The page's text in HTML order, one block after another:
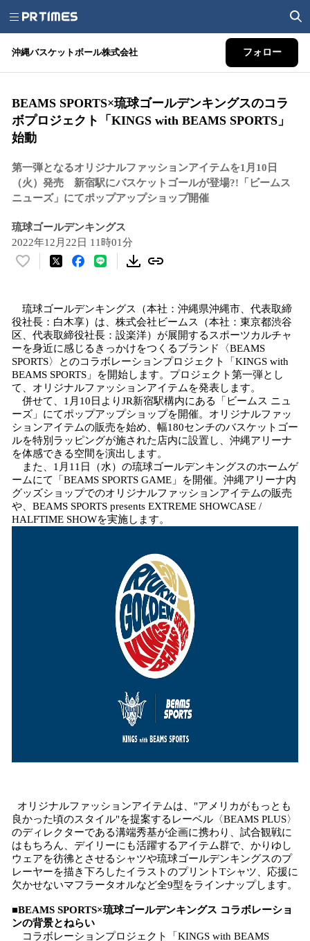
沖縄バスケットボール株式会社 フォロー
BEAMS SPORTS×琉球ゴールデンキングスのコラ
ボプロジェクト「KINGS with BEAMS SPORTS」
始動
第一弾となるオリジナルファッションアイテムを1月10日
（火）発売 新宿駅にバスケットゴールが登場?!「ビームス
ニューズ」にてポップアップショップ開催
琉球ゴールデンキングス
2022年12月22日 11時01分
い
！
数
を
読
み
込
み
中
で
す
琉球ゴールデンキングス（本社：沖縄県沖縄市、代表取締
役社長：白木享）は、株式会社ビームス（本社：東京都渋谷
区、代表取締役社長：設楽洋）が展開するスポーツカルチャ
ーを身近に感じるきっかけをつくるブランド〈BEAMS
SPORTS〉とのコラボレーションプロジェクト「KINGS with
BEAMS SPORTS」を開始します。プロジェクト第一弾とし
て、オリジナルファッションアイテムを発表します。
併せて、1月10日よりJR新宿駅構内にある「ビームス ニュ
ーズ」にてポップアップショップを開催。オリジナルファッ
ションアイテムの販売を始め、幅180センチのバスケットゴー
ルを特別ラッピングが施された店内に設置し、沖縄アリーナ
を体感できる空間を演出します。
また、1月11日（水）の琉球ゴールデンキングスのホームゲ
ームにて「BEAMS SPORTS GAME」を開催。沖縄アリーナ内
グッズショップでのオリジナルファッションアイテムの販売
や、BEAMS SPORTS presents EXTREME SHOWCASE /
HALFTIME SHOWを実施します。
オリジナルファッションアイテムは、"アメリカがもっとも
良かった頃のスタイル"を提案するレーベル〈BEAMS PLUS〉
のディレクターである溝端秀基が企画に携わり、試合観戦に
はもちろん、デイリーにも活躍するアイテム群で、かりゆし
ウェアを彷彿とさせるシャツや琉球ゴールデンキングスのプ
レーヤーを描き下ろしたイラストのプリントTシャツ、応援に
欠かせないマフラータオルなど全9型をラインナップします。
■BEAMS SPORTS×琉球ゴールデンキングス コラボレーショ
ンの背景とねらい
コラボレーションプロジェクト「KINGS with BEAMS